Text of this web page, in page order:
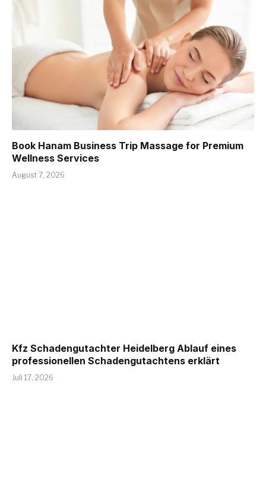
Book Hanam Business Trip Massage for Premium
Wellness Services
August 7, 2026
Kfz Schadengutachter Heidelberg Ablauf eines
professionellen Schadengutachtens erklärt
Juli 17, 2026